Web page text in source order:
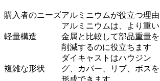
購入者のニーズアルミニウムが役立つ理由
軽量構造
アルミニウムは、より重い
金属と比較して部品重量を
削減するのに役立ちます
複雑な形状
ダイキャストはハウジン
グ、カバー、リブ、ボスを